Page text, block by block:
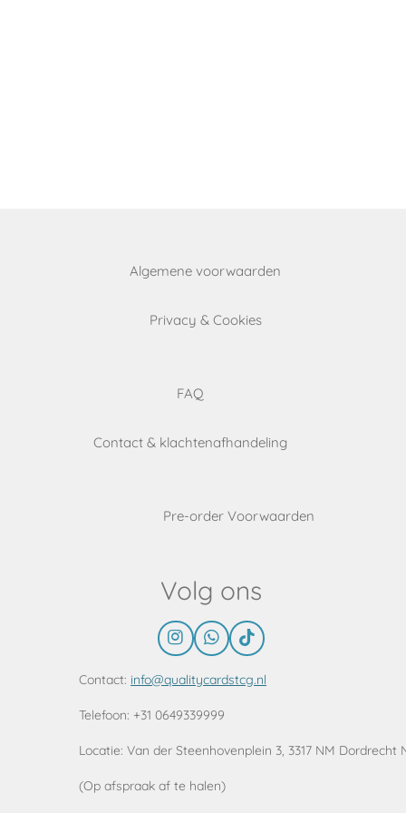
Algemene voorwaarden
Privacy & Cookies
FAQ
Contact & klachtenafhandeling
Pre-order Voorwaarden
Volg ons
I
n
s
a
r
a
W
h
a
s
p
p
T
i
k
Contact: info@qualitycardstcg.nl
Telefoon: +31 0649339999
Locatie: Van der Steenhovenplein 3, 3317 NM Dordrecht
(Op afspraak af te halen)